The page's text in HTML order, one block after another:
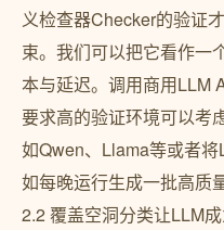
义检查器Checker的验证
束。我们可以把它看作一
本与延迟。调用商用LLM
要求高的验证环境可以考
如Qwen、Llama等或者
如每晚运行生成一批高质
2.2 覆盖空洞分类让LLM